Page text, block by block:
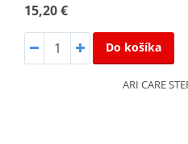
15,20 €
Do košíka
ARI CARE